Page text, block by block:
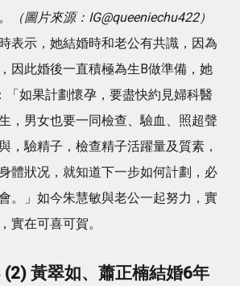
（圖片來源：IG@queeniechu422）
表示，她結婚時和老公有共識，因為
因此婚後一直積極為生B做準備，她
「如果計劃懷孕，要盡快約見婦科醫
，男女也要一同檢查、驗血、照超聲
，驗精子，檢查精子活躍量及質素，
體狀况，就知道下一步如何計劃，必
。」如今朱慧敏與老公一起努力，實
實在可喜可賀。
(2) 黃翠如、蕭正楠結婚6年